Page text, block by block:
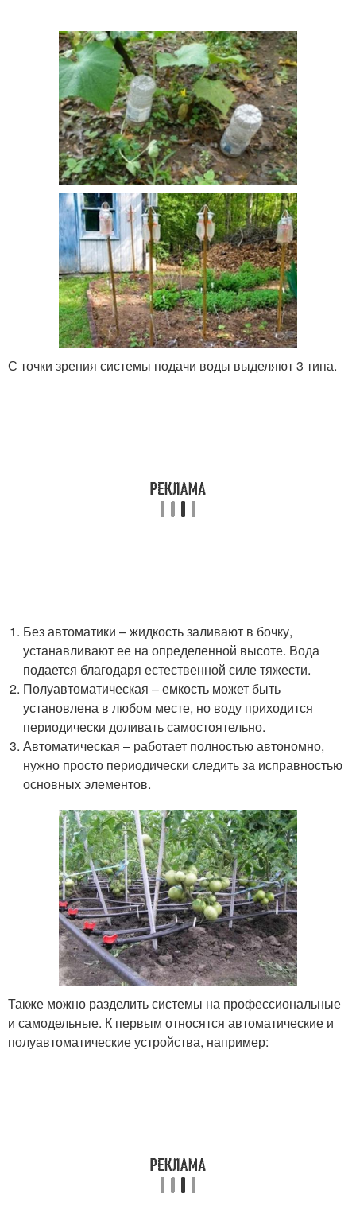
С точки зрения системы подачи воды выделяют 3 типа.
Без автоматики – жидкость заливают в бочку,
устанавливают ее на определенной высоте. Вода
подается благодаря естественной силе тяжести.
Полуавтоматическая – емкость может быть
установлена в любом месте, но воду приходится
периодически доливать самостоятельно.
Автоматическая – работает полностью автономно,
нужно просто периодически следить за исправностью
основных элементов.
Также можно разделить системы на профессиональные
и самодельные. К первым относятся автоматические и
полуавтоматические устройства, например: